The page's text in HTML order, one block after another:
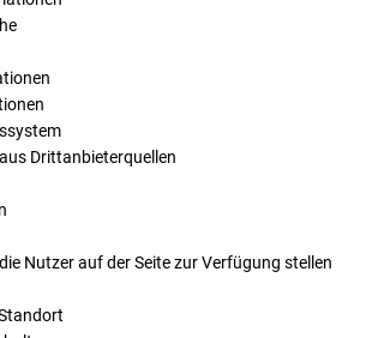
Drittanbieterquellen
Nutzer auf der Seite zur Verfügung stellen